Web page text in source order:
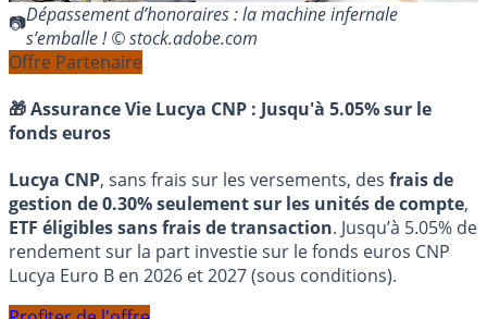
Dépassement d’honoraires : la machine infernale
s’emballe ! © stock.adobe.com
Offre Partenaire
🎁 Assurance Vie Lucya CNP : Jusqu'à 5.05% sur le
fonds euros
Lucya CNP, sans frais sur les versements, des frais de
gestion de 0.30% seulement sur les unités de compte,
ETF éligibles sans frais de transaction. Jusqu’à 5.05% de
rendement sur la part investie sur le fonds euros CNP
Lucya Euro B en 2026 et 2027 (sous conditions).